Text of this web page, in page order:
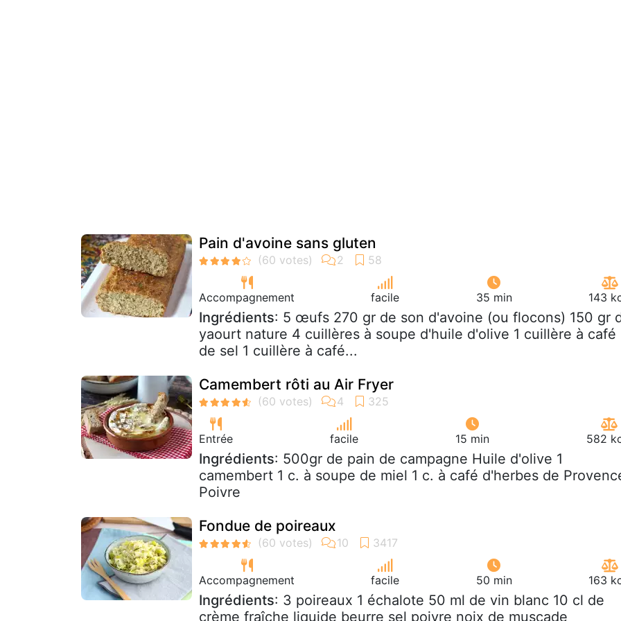
Pain d'avoine sans gluten
Accompagnement facile 35 min 143
Ingrédients: 5 œufs 270 gr de son d'avoine (ou flocons) 150 gr
yaourt nature 4 cuillères à soupe d'huile d'olive 1 cuillère à café
de sel 1 cuillère à café...
Camembert rôti au Air Fryer
Entrée facile 15 min 582
Ingrédients: 500gr de pain de campagne Huile d'olive 1
camembert 1 c. à soupe de miel 1 c. à café d'herbes de
Poivre
Fondue de poireaux
Accompagnement facile 50 min 163
Ingrédients: 3 poireaux 1 échalote 50 ml de vin blanc 10 cl de
crème fraîche liquide beurre sel poivre noix de muscade